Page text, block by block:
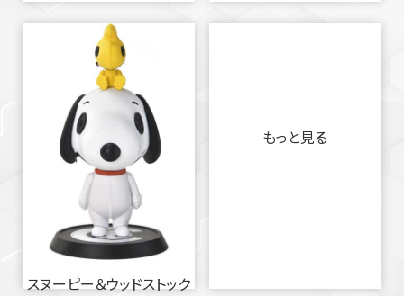
スヌーピー＆ウッドストック
もっと見る